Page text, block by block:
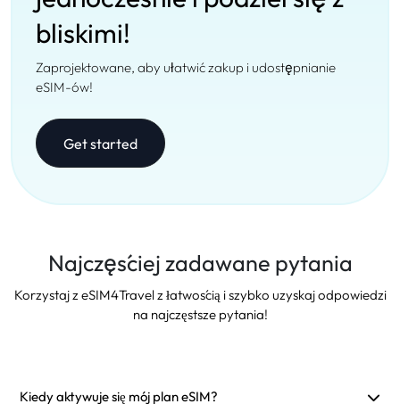
bliskimi!
Zaprojektowane, aby ułatwić zakup i udostępnianie
eSIM-ów!
Get started
Najczęściej zadawane pytania
Korzystaj z eSIM4Travel z łatwością i szybko uzyskaj odpowiedzi
na najczęstsze pytania!
Kiedy aktywuje się mój plan eSIM?